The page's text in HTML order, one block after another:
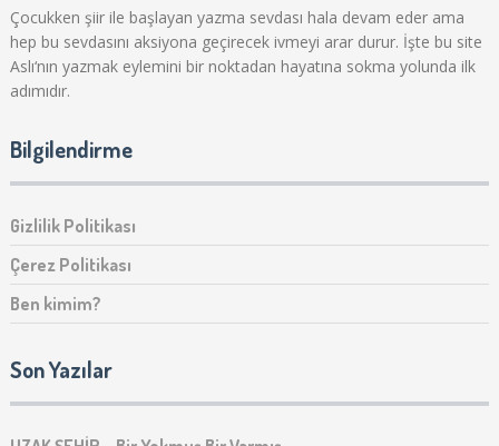
Çocukken şiir ile başlayan yazma sevdası hala devam eder ama
hep bu sevdasını aksiyona geçirecek ivmeyi arar durur. İşte bu site
Aslı‘nın yazmak eylemini bir noktadan hayatına sokma yolunda ilk
adımıdır.
Bilgilendirme
Gizlilik Politikası
Çerez Politikası
Ben kimim?
Son Yazılar